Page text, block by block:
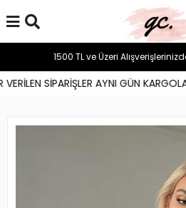
SİPARİŞLER AYNI GÜN
1500 TL ve Üzeri